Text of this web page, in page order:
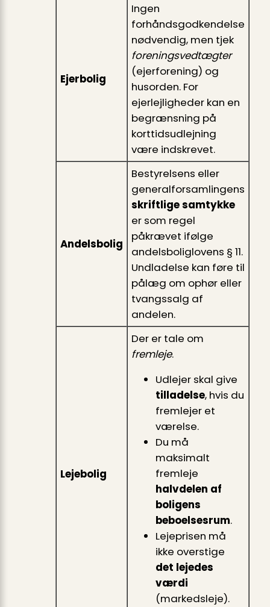
Ejerbolig
Ingen
forhåndsgodkendelse
nødvendig, men tjek
foreningsvedtægter
(ejerforening) og
husorden. For
ejerlejligheder kan en
begrænsning på
korttidsudlejning
være indskrevet.
Andelsbolig
Bestyrelsens eller
generalforsamlingens
skriftlige samtykke
er som regel
påkrævet ifølge
andelsboliglovens § 11.
Undladelse kan føre til
pålæg om ophør eller
tvangssalg af
andelen.
Lejebolig
Der er tale om
fremleje.
Udlejer skal give
tilladelse, hvis du
fremlejer et
værelse.
Du må
maksimalt
fremleje
halvdelen af
boligens
beboelsesrum.
Lejeprisen må
ikke overstige
det lejedes
værdi
(markedsleje).